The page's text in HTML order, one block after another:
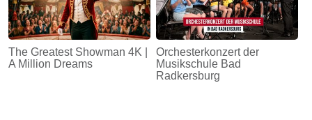
The Greatest Showman 4K |
A Million Dreams
Orchesterkonzert der
Musikschule Bad
Radkersburg